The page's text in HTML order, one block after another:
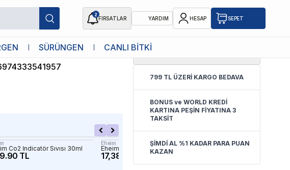
2
FIRSATLAR YARDIM HESAP SEPET
SÜRÜNGEN CANLI BİTKİ
Co2 İndicatör Sıvısı 30ml
TL
Eheim
Eheim pHcontrol+E Kontrol Seti
17,385.41 TL
Eheim
5.0
799 TL ÜZERİ KARGO BEDAVA
BONUS ve WORLD KREDİ
KARTINA PEŞİN FİYATINA 3
TAKSİT
ŞİMDİ AL %1 KADAR PARA PUAN
KAZAN